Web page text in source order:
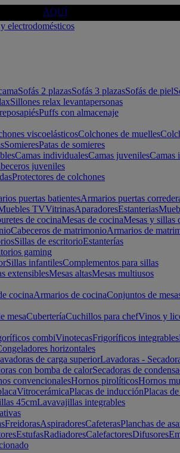
AQUÍ
Sofás 2 plazasSofás 3 plazasSofás de piel
Sillones relax levantapersonas
Puffs con almacenaje
viscoelásticosColchones de muelles
SomieresPatas de somieres
Camas individualesCamas juvenilesCamas
juveniles
Protectores de colchones
puertas batientesArmarios puertas
TVVitrinasAparadoresEstanterias
de cocinaMesas de cocinaMesas y sillas
Cabeceros de matrimonioArmarios de
Sillas de escritorioEstanterías
gaming
Sillas infantilesComplementos para sillas
extensiblesMesas altasMesas multiusos
cocinaArmarios de cocinaConjuntos de
mesaCuberteríaCuchillos para chefVinos y
combiVinotecasFrigoríficos integrables
horizontales
de carga superiorLavadoras -
con bomba de calorSecadoras de
convencionalesHornos pirolíticosHornos
VitrocerámicaPlacas de inducciónPlacas
45cmLavavajillas integrables
FreidorasAspiradoresCafeterasPlanchas de
EstufasRadiadoresCalefactoresDifusores